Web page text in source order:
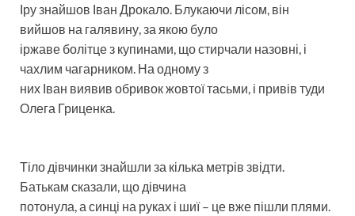
Іру знайшов Іван Дрокало. Блукаючи лісом, він
вийшов на галявину, за якою було
іржаве болітце з купинами, що стирчали назовні, і
чахлим чагарником. На одному з
них Іван виявив обривок жовтої тасьми, і привів туди
Олега Гриценка.
Тіло дівчинки знайшли за кілька метрів звідти.
Батькам сказали, що дівчина
потонула, а синці на руках і шиї – це вже пішли плями.